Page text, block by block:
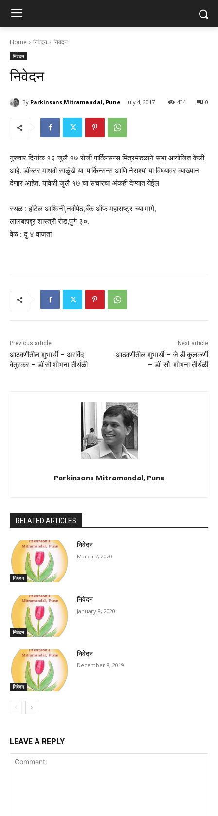
Home निवेदन निवेदन
निवेदन
निवेदन
By Parkinsons Mitramandal, Pune July 4, 2017 0
434
गुरुवार दिनांक १३ जुलै १७ रोजी पार्किन्सन्स मित्रमंडळाने सभा आयोजित केली
आहे. डॉक्टर माधवी साळुंखे या ‘पार्किन्सन्स आणि नैराश्य’ या विषयावर व्याख्यान
देणार आहेत. यावेळी जुलै १७ चा संचारचा अंकही देण्यात येईल
स्थळ : हॉटेल आश्विनी,नवीपेठ,बँक ऑफ महाराष्ट्र च्या मागे,
लालबहाद्दूर शास्त्री रोड,पुणे ३०.
वेळ : दु ४ वाजता
Previous article
आठवणीतील शुभार्थी – अरविंद
वेतुरकर – डॉ.सौ.शोभना तीर्थळी
Next article
आठवणीतील शुभार्थी – जे.डी.कुलकर्णी
– डॉ. सौ. शोभना तीर्थळी
Parkinsons Mitramandal, Pune
RELATED ARTICLES
निवेदन
निवेदन
March 7, 2020
निवेदन
निवेदन
January 8, 2020
निवेदन
निवेदन
December 8, 2019
LEAVE A REPLY